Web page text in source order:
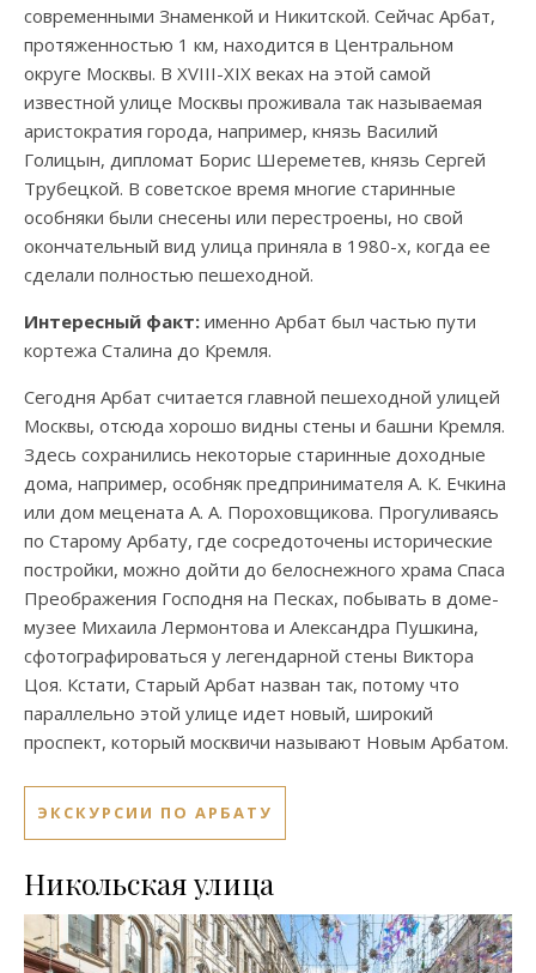
современными Знаменкой и Никитской. Сейчас Арбат,
протяженностью 1 км, находится в Центральном
округе Москвы. В XVIII-XIX веках на этой самой
известной улице Москвы проживала так называемая
аристократия города, например, князь Василий
Голицын, дипломат Борис Шереметев, князь Сергей
Трубецкой. В советское время многие старинные
особняки были снесены или перестроены, но свой
окончательный вид улица приняла в 1980-х, когда ее
сделали полностью пешеходной.
Интересный факт: именно Арбат был частью пути
кортежа Сталина до Кремля.
Сегодня Арбат считается главной пешеходной улицей
Москвы, отсюда хорошо видны стены и башни Кремля.
Здесь сохранились некоторые старинные доходные
дома, например, особняк предпринимателя А. К. Ечкина
или дом мецената А. А. Пороховщикова. Прогуливаясь
по Старому Арбату, где сосредоточены исторические
постройки, можно дойти до белоснежного храма Спаса
Преображения Господня на Песках, побывать в доме-
музее Михаила Лермонтова и Александра Пушкина,
сфотографироваться у легендарной стены Виктора
Цоя. Кстати, Старый Арбат назван так, потому что
параллельно этой улице идет новый, широкий
проспект, который москвичи называют Новым Арбатом.
ЭКСКУРСИИ ПО АРБАТУ
Никольская улица